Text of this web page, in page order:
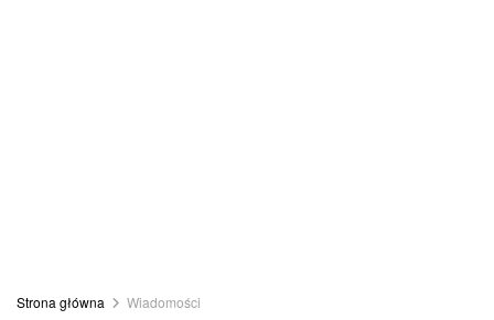
Strona główna Wiadomości